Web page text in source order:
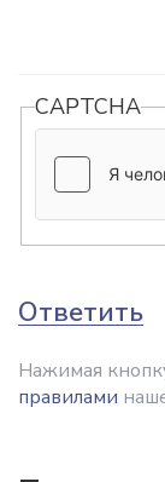
CAPTCHA
Ответить
Нажимая
правилами